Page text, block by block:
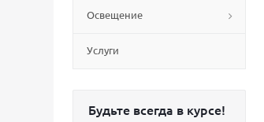
Освещение
Услуги
Будьте всегда в курсе!